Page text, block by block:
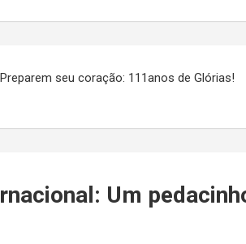
Preparem seu coração: 111anos de Glórias!
Um